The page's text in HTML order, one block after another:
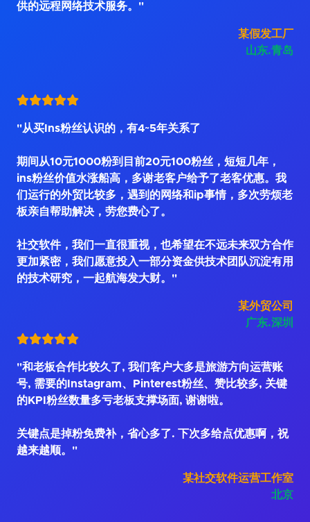
供的远程网络技术服务。"
某假发工厂
山东.青岛
"从买Ins粉丝认识的，有4~5年关系了
期间从10元1000粉到目前20元100粉丝，短短几年，
ins粉丝价值水涨船高，多谢老客户给予了老客优惠。我
们运行的外贸比较多，遇到的网络和ip事情，多次劳烦老
板亲自帮助解决，劳您费心了。
社交软件，我们一直很重视，也希望在不远未来双方合作
更加紧密，我们愿意投入一部分资金供技术团队沉淀有用
的技术研究，一起航海发大财。"
某外贸公司
广东.深圳
"和老板合作比较久了, 我们客户大多是旅游方向运营账
号, 需要的Instagram、Pinterest粉丝、赞比较多, 关键
的KPI粉丝数量多亏老板支撑场面, 谢谢啦。
关键点是掉粉免费补，省心多了. 下次多给点优惠啊，祝
越来越顺。"
某社交软件运营工作室
北京